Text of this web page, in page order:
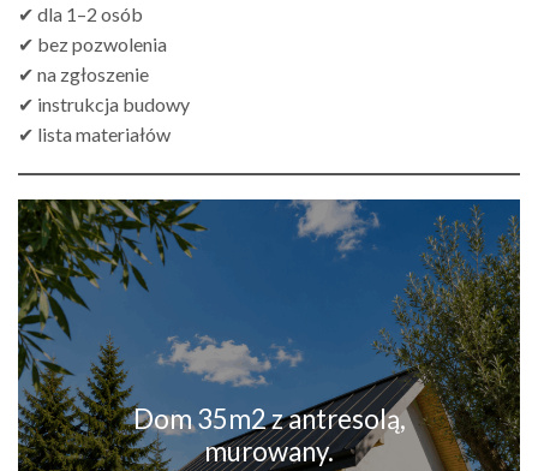
✔ dla 1–2 osób
✔ bez pozwolenia
✔ na zgłoszenie
✔ instrukcja budowy
✔ lista materiałów
Dom 35m2 z antresolą,
murowany.